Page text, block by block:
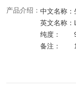
产品介绍：中文名称：
英文名称：
纯度：
备注：